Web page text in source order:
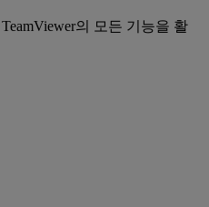
의 모든 기능을 활